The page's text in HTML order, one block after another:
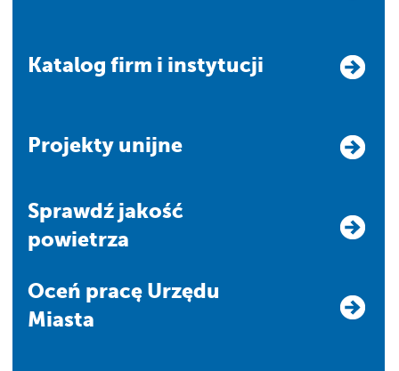
Katalog firm i instytucji
Projekty unijne
Sprawdź jakość
powietrza
Oceń pracę Urzędu
Miasta